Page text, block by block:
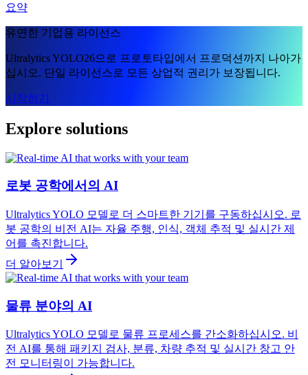
요약
유연한 기업용 라이선스
Ultralytics YOLO26으로 프로토타입에서 프로덕션까지 나아가
십시오. 단일 라이선스로 모든 상업적 권리가 보장됩니다.
시작하기
Explore solutions
로봇 공학에서의 AI
Ultralytics YOLO 모델로 더 스마트한 기기를 구동하십시오. 로
봇 공학의 비전 AI는 자율 주행, 인식, 객체 추적 및 실시간 제
어를 촉진합니다.
더 알아보기
물류 분야의 AI
Ultralytics YOLO 모델로 물류 프로세스를 간소화하십시오. 비
전 AI를 통해 패키지 검사, 분류, 차량 추적 및 실시간 창고 안
전 모니터링이 가능합니다.